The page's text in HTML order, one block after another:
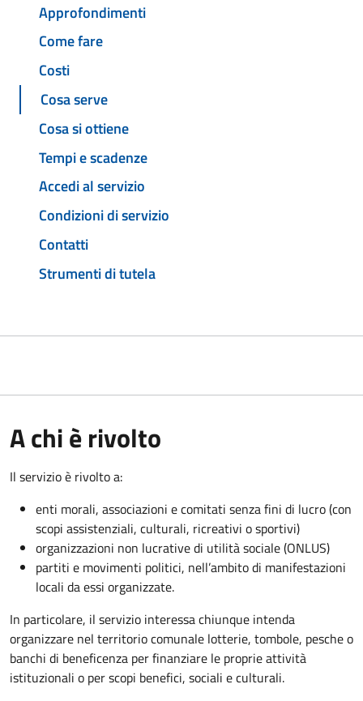
Approfondimenti
Come fare
Costi
Cosa serve
Cosa si ottiene
Tempi e scadenze
Accedi al servizio
Condizioni di servizio
Contatti
Strumenti di tutela
A chi è rivolto
Il servizio è rivolto a:
enti morali, associazioni e comitati senza fini di lucro (con
scopi assistenziali, culturali, ricreativi o sportivi)
organizzazioni non lucrative di utilità sociale (ONLUS)
partiti e movimenti politici, nell’ambito di manifestazioni
locali da essi organizzate.
In particolare, il servizio interessa chiunque intenda
organizzare nel territorio comunale lotterie, tombole, pesche o
banchi di beneficenza per finanziare le proprie attività
istituzionali o per scopi benefici, sociali e culturali.